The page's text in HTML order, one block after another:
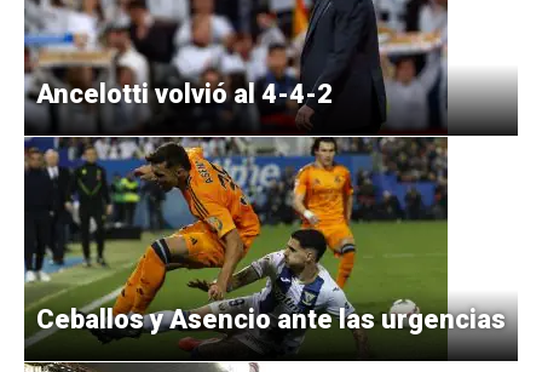
Ancelotti volvió al 4-4-2
Ceballos y Asencio ante las urgencias